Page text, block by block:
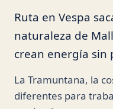
Ruta en Vespa
naturaleza de
crean energía sin
La Tramuntana, la
diferentes para